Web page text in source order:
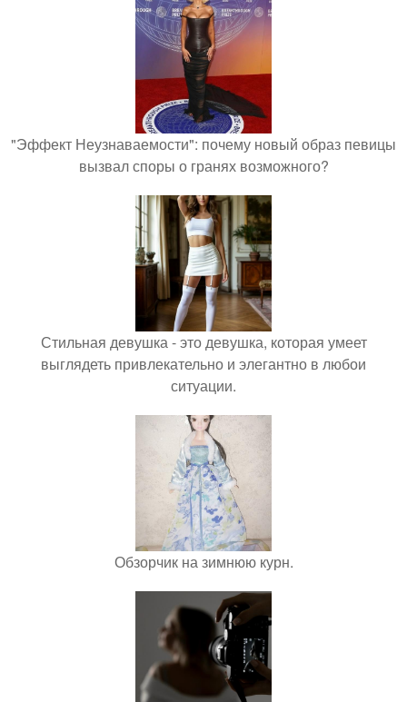
"Эффект Неузнаваемости": почему новый образ певицы
вызвал споры о гранях возможного?
Стильная девушка - это девушка, которая умеет
выглядеть привлекательно и элегантно в любои
ситуации.
Обзорчик на зимнюю курн.